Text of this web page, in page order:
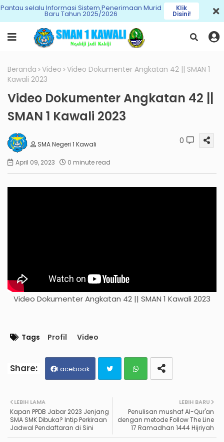
Pantau selalu Informasi Sistem Penerimaan Murid
Baru Tahun 2025/2026
Klik
Disini!
Beranda Video Video Dokumenter Angkatan 42 || SMAN 1
Kawali 2023
Video Dokumenter Angkatan 42 ||
SMAN 1 Kawali 2023
SMA Negeri 1 Kawali
April 09, 2023 0 minute read
0
Video Dokumenter Angkatan 42 || SMAN 1 Kawali 2023
Tags Profil Video
Facebook
ter ats
ap
LEBIH BARU
Penulisan mushaf Al-Qur'an
dengan metode Follow The Line
17 Ramadhan 1444 Hijriyah
LEBIH LAMA
Kapan PPDB Jabar 2023 Jenjang
SMA SMK Dibuka? Intip Perkiraan
Jadwal Pendaftaran di Sini